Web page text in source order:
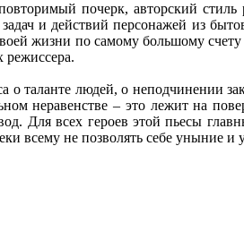
почерк, авторский
и действий персонажей из
жизни по самому большому
о таланте людей, о неподчинении
неравенстве – это лежит на
Для всех героев этой пьесы
всему не позволять себе уныние и